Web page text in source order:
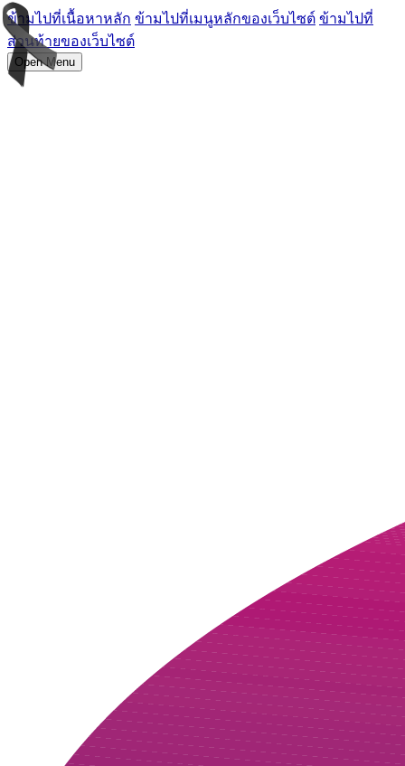
ข้ามไปที่เนื้อหาหลัก ข้ามไปที่เมนูหลักของเว็บไซต์ ข้ามไปที่
ส่วนท้ายของเว็บไซต์
Open Menu